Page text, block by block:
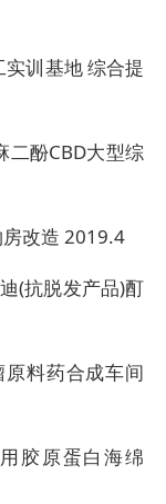
训基地 综合提
二酚CBD大型综
房改造 2019.4
(抗脱发产品)酊
料药合成车间
胶原蛋白海绵